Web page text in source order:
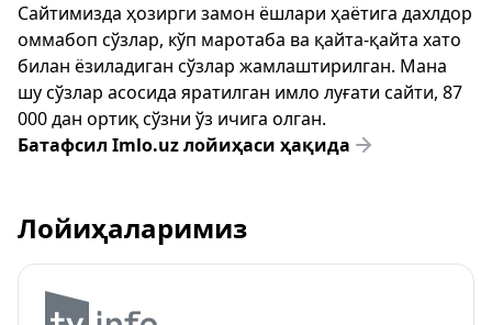
Сайтимизда ҳозирги замон ёшлари ҳаётига дахлдор
оммабоп сўзлар, кўп маротаба ва қайта-қайта хато
билан ёзиладиган сўзлар жамлаштирилган. Мана
шу сўзлар асосида яратилган имло луғати сайти, 87
000 дан ортиқ сўзни ўз ичига олган.
Батафсил Imlo.uz лойиҳаси ҳақида
Лойиҳаларимиз